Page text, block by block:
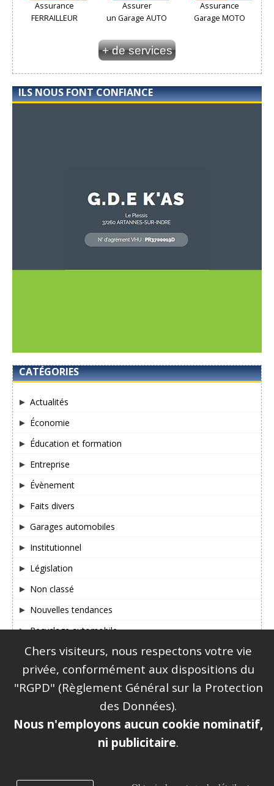
Assurance
FERRAILLEUR
Assurer
un Garage AUTO
Assurance
Garage MOTO
+ de services
ILS NOUS FONT CONFIANCE
CATÉGORIES
Actualités
Économie
Éducation et formation
Entreprise
Évènement
Faits divers
Garages automobiles
Institutionnel
Législation
Non classé
Nouvelles tendances
Recyclage automobile
SUIVEZ-NOUS SUR FACEBOOK & TWITTER !
Chers visiteurs, nous respectons votre vie
privée, conformément aux dispositions du
"RGPD" (Règlement Général sur la Protection
des Données).
Nous n'employons aucun cookie nominatif,
ni publicitaire.